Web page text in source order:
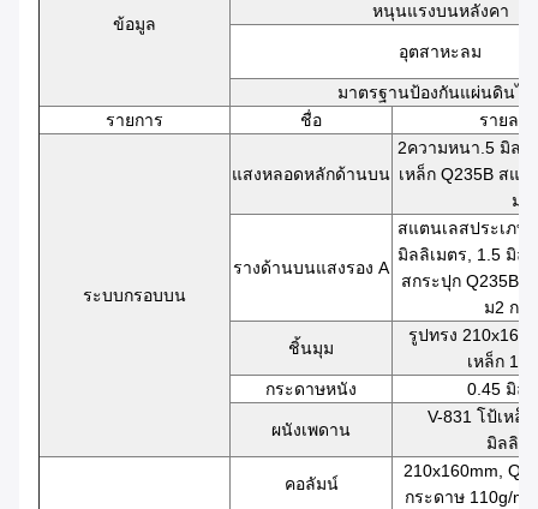
ข้อมูล
หนุนแรงบนหลังคา
อุตสาหะลม
มาตรฐานป้องกันแผ่นดินไห
รายการ
ชื่อ รายละ
ระบบกรอบบน
แสงหลอดหลักด้านบน
2ความหนา.5 มิลลิ
เหล็ก Q235B สแต
ม2
รางด้านบนแสงรอง A
สแตนเลสประเภท
มิลลิเมตร, 1.5 มิล
สกระปุก Q235B
ม2 กร
ชิ้นมุม
รูปทรง
เหล็ก
กระดาษหนัง
0.45 มิล
ผนังเพดาน
V-831 โป้เหล็
มิลลิเ
คอลัมน์
210x160mm,
กระดาษ 110g/